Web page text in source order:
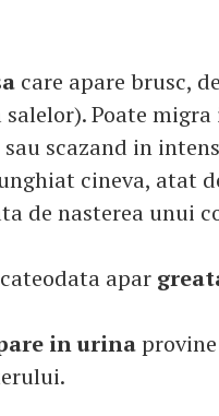
care apare brusc,
Poate
scazand in
cineva, atat
de nasterea unui
apar
in urina